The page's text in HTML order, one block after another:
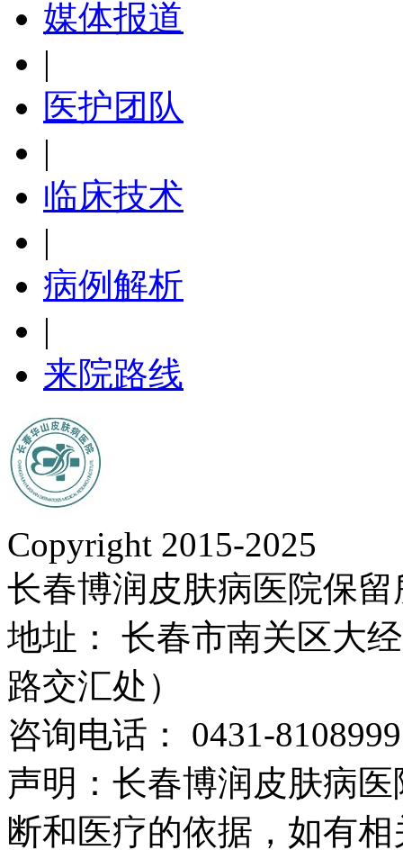
媒体报道
|
医护团队
|
临床技术
|
病例解析
|
来院路线
Copyright 2015-2025
长春博润皮肤病医院保
地址： 长春市南关区大
路交汇处）
咨询电话： 0431-
声明：长春博润皮肤病
断和医疗的依据，如有